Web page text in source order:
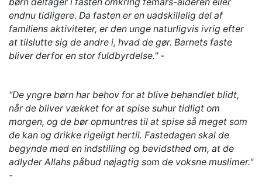
endnu tidligere. Da fasten er en uadskillelig del af
familiens aktiviteter, er den unge naturligvis ivrig efter
at tilslutte sig de andre i, hvad de gør. Barnets faste
bliver derfor en stor fuldbyrdelse." -
"De yngre børn har behov for at blive behandlet blidt,
når de bliver vækket for at spise suhur tidligt om
morgen, og de bør opmuntres til at spise så meget som
de kan og drikke rigeligt hertil. Fastedagen skal de
begynde med en indstilling og bevidsthed om, at de
adlyder Allahs påbud nøjagtig som de voksne muslimer."
-